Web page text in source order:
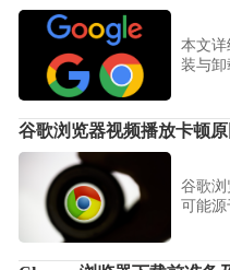
本文详
装与卸
流畅。
谷歌浏览器视频播放卡顿
谷歌浏
可能源